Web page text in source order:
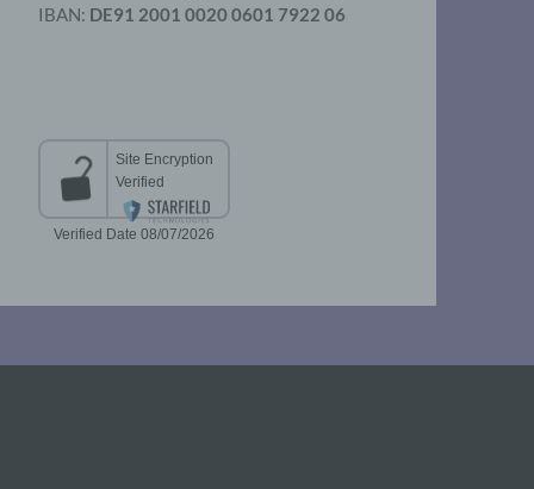
IBAN: DE91 2001 0020 0601 7922 06